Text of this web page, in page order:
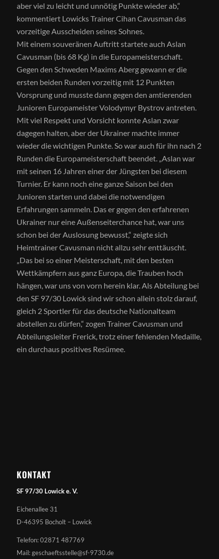
aber viel zu leicht und unnötig Punkte wieder ab,“
kommentiert Lowicks Trainer Cihan Cavusman das
vorzeitige Ausscheiden seines Sohnes.
Mit einem souveränen Auftritt startete auch Aslan
Cavusman (bis 68 Kg) in die Europameisterschaft.
Gegen den Schweden Maxims Aberg gewann er die
ersten beiden Runden vorzeitig mit 12 Punkten
Vorsprung und musste dann gegen den amtierenden
Junioren Europameister Volodymyr Bystrov antreten.
Mit viel Respekt und Vorsicht konnte Aslan zwar
dagegen halten, aber der Ukrainer machte immer
wieder die wichtigen Punkte. So war auch für ihn nach 2
Runden die Europameisterschaft beendet. „Aslan war
mit seinen 16 Jahren einer der Jüngsten bei diesem
Turnier. Er kann noch eine ganze Saison bei den
Junioren starten und dabei die notwendigen
Erfahrungen sammeln. Das er gegen den erfahrenen
Ukrainer nur eine Außenseiterchance hat, war uns
schon bei der Auslosung bewusst,“ zeigte sich
Heimtrainer Cavusman nicht allzu sehr enttäuscht.
„Das bei so einer Meisterschaft, mit den besten
Wettkämpfern aus ganz Europa, die Trauben hoch
hängen, war uns von vorn herein klar. Als Abteilung bei
den SF 97/30 Lowick sind wir schon allein stolz darauf,
gleich 2 Sportler für das deutsche Nationalteam
abstellen zu dürfen,“ zogen Trainer Cavusman und
Abteilungsleiter Frerick, trotz einer fehlenden Medaille,
ein durchaus positives Resümee.
KONTAKT
SF 97/30 Lowick e. V.
Eichenallee 31
D-46395 Bocholt – Lowick
Telefon: 02871 487769
Mail: geschaeftsstelle@sf-9730.de